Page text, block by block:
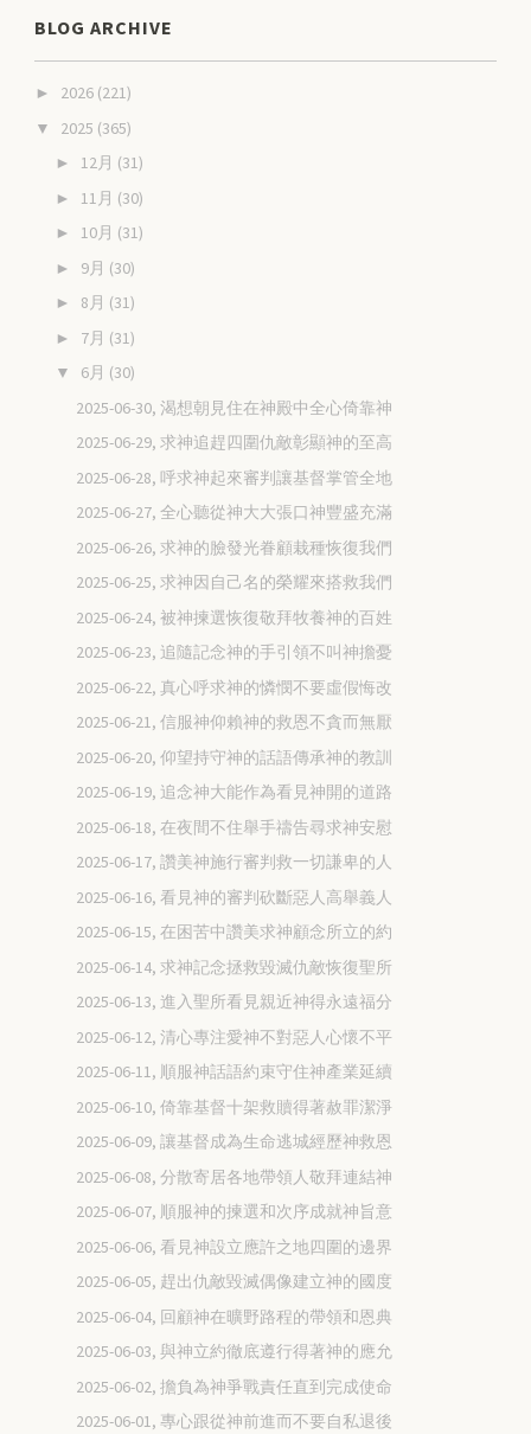
BLOG ARCHIVE
► 2026 (221)
▼ 2025 (365)
► 12月 (31)
► 11月 (30)
► 10月 (31)
► 9月 (30)
► 8月 (31)
► 7月 (31)
▼ 6月 (30)
2025-06-30, 渴想朝見住在神殿中全心倚靠神
2025-06-29, 求神追趕四圍仇敵彰顯神的至高
2025-06-28, 呼求神起來審判讓基督掌管全地
2025-06-27, 全心聽從神大大張口神豐盛充滿
2025-06-26, 求神的臉發光眷顧栽種恢復我們
2025-06-25, 求神因自己名的榮耀來搭救我們
2025-06-24, 被神揀選恢復敬拜牧養神的百姓
2025-06-23, 追隨記念神的手引領不叫神擔憂
2025-06-22, 真心呼求神的憐憫不要虛假悔改
2025-06-21, 信服神仰賴神的救恩不貪而無厭
2025-06-20, 仰望持守神的話語傳承神的教訓
2025-06-19, 追念神大能作為看見神開的道路
2025-06-18, 在夜間不住舉手禱告尋求神安慰
2025-06-17, 讚美神施行審判救一切謙卑的人
2025-06-16, 看見神的審判砍斷惡人高舉義人
2025-06-15, 在困苦中讚美求神顧念所立的約
2025-06-14, 求神記念拯救毀滅仇敵恢復聖所
2025-06-13, 進入聖所看見親近神得永遠福分
2025-06-12, 清心專注愛神不對惡人心懷不平
2025-06-11, 順服神話語約束守住神產業延續
2025-06-10, 倚靠基督十架救贖得著赦罪潔淨
2025-06-09, 讓基督成為生命逃城經歷神救恩
2025-06-08, 分散寄居各地帶領人敬拜連結神
2025-06-07, 順服神的揀選和次序成就神旨意
2025-06-06, 看見神設立應許之地四圍的邊界
2025-06-05, 趕出仇敵毀滅偶像建立神的國度
2025-06-04, 回顧神在曠野路程的帶領和恩典
2025-06-03, 與神立約徹底遵行得著神的應允
2025-06-02, 擔負為神爭戰責任直到完成使命
2025-06-01, 專心跟從神前進而不要自私退後